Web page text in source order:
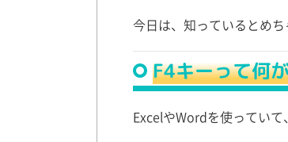
今日は、知っているとめ
F4キーって何
ExcelやWordを使っていて